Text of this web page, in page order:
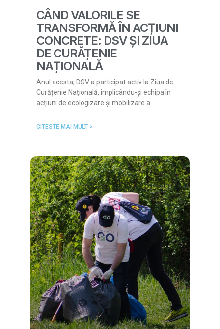
CÂND VALORILE SE
TRANSFORMĂ ÎN ACȚIUNI
CONCRETE: DSV ȘI ZIUA
DE CURĂȚENIE
NAȚIONALĂ
Anul acesta, DSV a participat activ la Ziua de
Curățenie Națională, implicându-și echipa în
acțiuni de ecologizare și mobilizare a
CITESTE MAI MULT >